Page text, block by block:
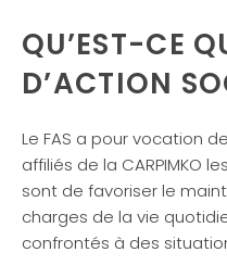
QU’EST-CE
D’ACTION
Le FAS a pour vocation
affiliés de la CARPIMKO
sont de favoriser le
charges de la vie
confrontés à des